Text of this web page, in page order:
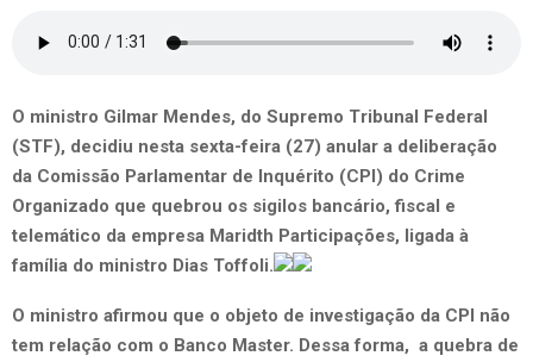
O ministro Gilmar Mendes, do Supremo Tribunal Federal
(STF), decidiu nesta sexta-feira (27) anular a deliberação
da Comissão Parlamentar de Inquérito (CPI) do Crime
Organizado que quebrou os sigilos bancário, fiscal e
telemático da empresa Maridth Participações, ligada à
família do ministro Dias Toffoli.
O ministro afirmou que o objeto de investigação da CPI não
tem relação com o Banco Master. Dessa forma, a quebra de